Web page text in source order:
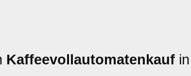
Kaffeevollautomatenkauf in